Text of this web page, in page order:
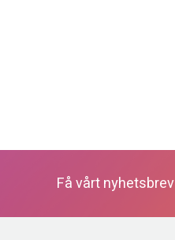
Få vårt nyhetsbrev